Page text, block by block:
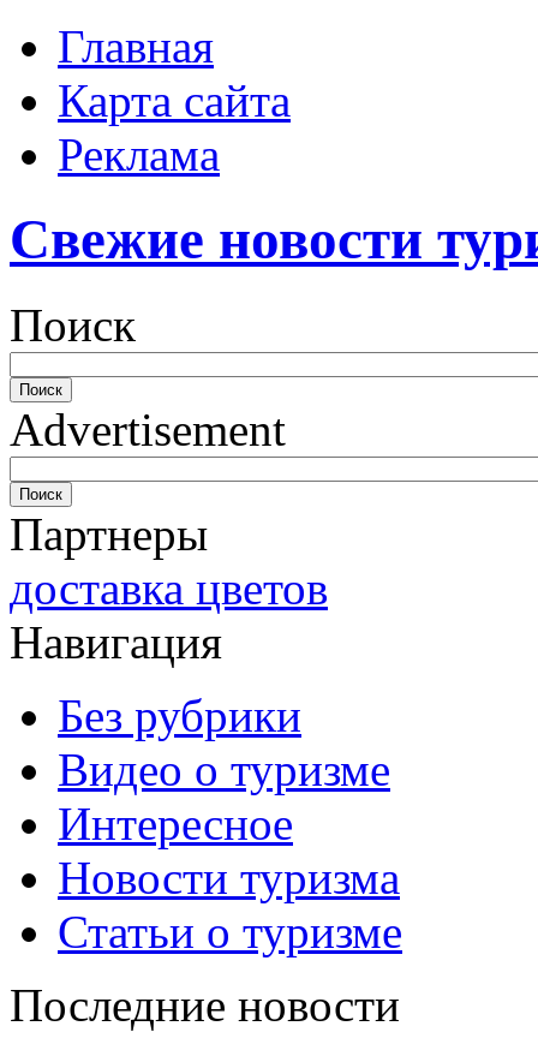
Главная
Карта сайта
Реклама
Свежие новости
Поиск
Advertisement
Партнеры
доставка цветов
Навигация
Без рубрики
Видео о туризме
Интересное
Новости туризма
Статьи о туризме
Последние новости